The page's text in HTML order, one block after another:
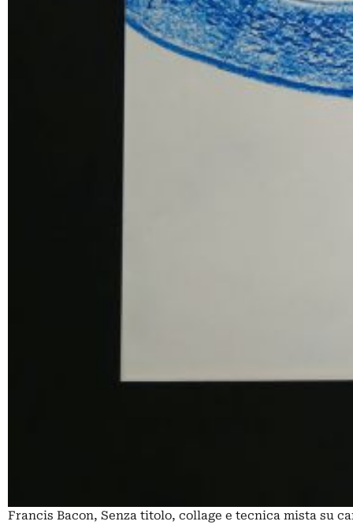
Francis Bacon, Senza titolo, collage e tecnica mista su